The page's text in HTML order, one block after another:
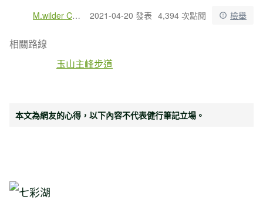
M.wilder Couple山系卡波 2021-04-20 發表 4,394 次點閱 檢舉
相關路線
玉山主峰步道
本文為網友的心得，以下內容不代表健行筆記立場。